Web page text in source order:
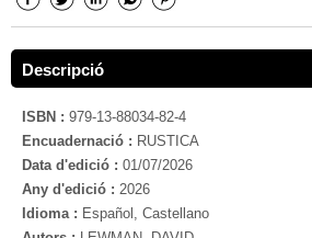
Descripció
ISBN : 979-13-88034-82-4
Encuadernació : RUSTICA
Data d'edició : 01/07/2026
Any d'edició : 2026
Idioma : Español, Castellano